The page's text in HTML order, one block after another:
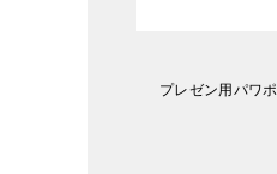
プレゼン用パワ